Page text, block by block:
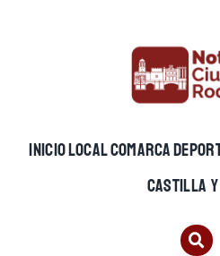
INICIOLOCALCOMARCA
CASTILLA